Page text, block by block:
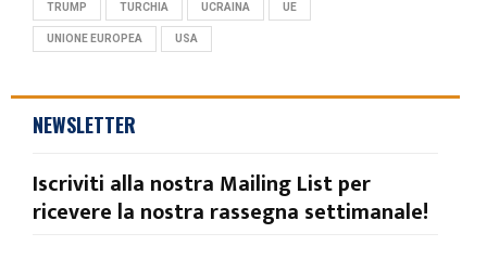
TRUMP TURCHIA UCRAINA UE
UNIONE EUROPEA USA
NEWSLETTER
Iscriviti alla nostra Mailing List per
ricevere la nostra rassegna settimanale!